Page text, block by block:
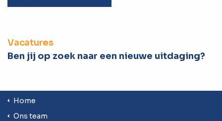
Vacatures
Ben jij op zoek naar een nieuwe uitdaging?
Home
Ons team